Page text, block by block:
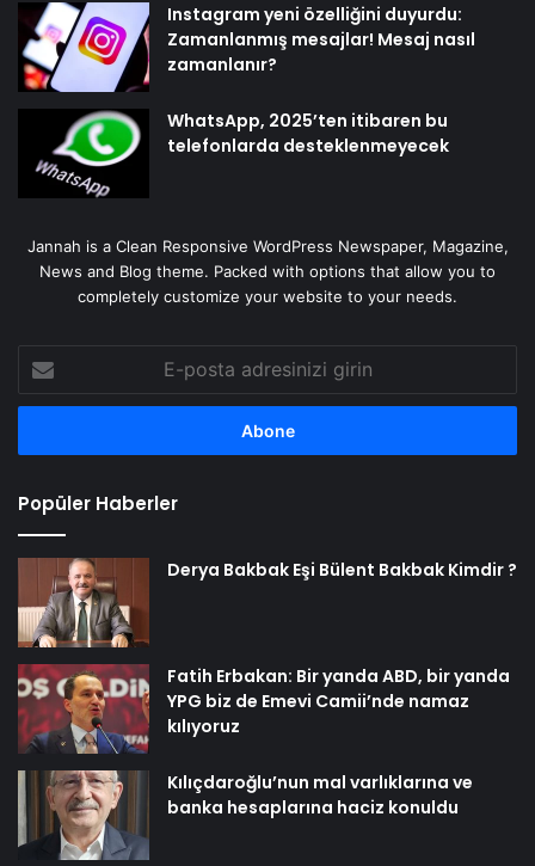
Instagram yeni özelliğini duyurdu:
Zamanlanmış mesajlar! Mesaj nasıl
zamanlanır?
WhatsApp, 2025’ten itibaren bu
telefonlarda desteklenmeyecek
Jannah is a Clean Responsive WordPress Newspaper, Magazine,
News and Blog theme. Packed with options that allow you to
completely customize your website to your needs.
posta
adresinizi
Popüler Haberler
Derya Bakbak Eşi Bülent Bakbak Kimdir ?
Fatih Erbakan: Bir yanda ABD, bir yanda
YPG biz de Emevi Camii’nde namaz
kılıyoruz
Kılıçdaroğlu’nun mal varlıklarına ve
banka hesaplarına haciz konuldu